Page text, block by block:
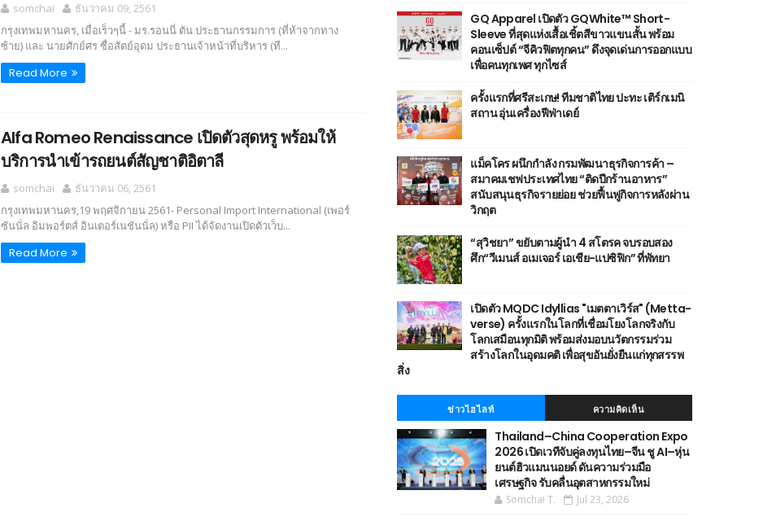
somchai
ธันวาคม 09, 2561
กรุงเทพมหานคร, เมื่อเร็วๆนี้ - มร.รอนนี่ ตัน ประธานกรรมการ (ที่ห้าจากทาง
ซ้าย) และ นายศักย์ศร ซื่อสัตย์อุดม ประธานเจ้าหน้าที่บริหาร (ที...
Read More
Alfa Romeo Renaissance เปิดตัวสุดหรู พร้อมให้
บริการนำเข้ารถยนต์สัญชาติอิตาลี
somchai
ธันวาคม 06, 2561
กรุงเทพมหานคร,19 พฤศจิกายน 2561- Personal Import International (เพอร์
ซันนั่ล อิมพอร์ตส์ อินเตอร์เนชันนั่ล) หรือ PII ได้จัดงานเปิดตัวเว็บ...
Read More
GQ Apparel เปิดตัว GQWhite™ Short-
Sleeve ที่สุดแห่งเสื้อเชิ้ตสีขาวแขนสั้น พร้อม
คอนเซ็ปต์ “จีคิวฟิตทุกคน” ดึงจุดเด่นการออกแบบ
เพื่อคนทุกเพศ ทุกไซส์
ครั้งแรกที่ศรีสะเกษ! ทีมชาติไทย ปะทะ เติร์กเมนิ
สถาน อุ่นเครื่องฟีฟ่าเดย์
แม็คโคร ผนึกกำลัง กรมพัฒนาธุรกิจการค้า –
สมาคมเชฟประเทศไทย “ติดปีกร้านอาหาร”
สนับสนุนธุรกิจรายย่อย ช่วยฟื้นฟูกิจการหลังผ่าน
วิกฤต
“สุวิชยา” ขยับตามผู้นำ 4 สโตรค จบรอบสอง
ศึก“วีเมนส์ อเมเจอร์ เอเชีย-แปซิฟิก” ที่พัทยา
เปิดตัว MQDC Idyllias "เมตตาเวิร์ส" (Metta-
verse) ครั้งแรกในโลกที่เชื่อมโยงโลกจริงกับ
โลกเสมือนทุกมิติ พร้อมส่งมอบนวัตกรรมร่วม
สร้างโลกในอุดมคติ เพื่อสุขอันยั่งยืนแก่ทุกสรรพ
สิ่ง
ข่าวไฮไลท์ ความคิดเห็น
Thailand–China Cooperation Expo
2026 เปิดเวทีจับคู่ลงทุนไทย–จีน ชู AI–หุ่น
ยนต์ฮิวแมนนอยด์ ดันความร่วมมือ
เศรษฐกิจ รับคลื่นอุตสาหกรรมใหม่
Somchai T. Jul 23, 2026